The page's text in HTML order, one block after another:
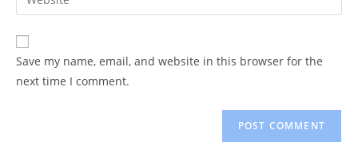
comment
address
comment
your
website
URL
(optional)
Save my name, email, and website in this browser for the
next time I comment.